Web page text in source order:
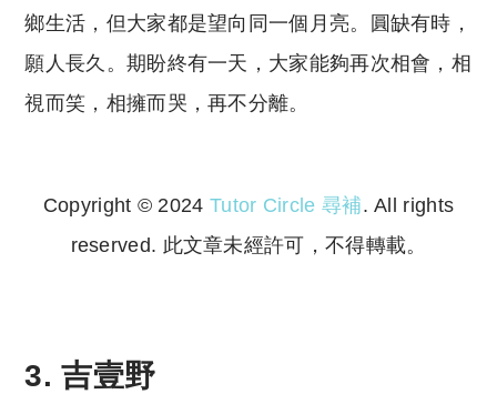
鄉生活，但大家都是望向同一個月亮。圓缺有時，
願人長久。期盼終有一天，大家能夠再次相會，相
視而笑，相擁而哭，再不分離。
Copyright © 2024 Tutor Circle 尋補. All rights
reserved. 此文章未經許可，不得轉載。
3. 吉壹野